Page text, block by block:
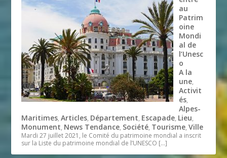
au
Patrim
oine
Mondi
al de
l’Unesc
o
A la
une,
Activit
és,
Alpes-
Maritimes,Articles, Département, Escapade, Lieu,
Monument, News Tendance, Société, Tourisme,Ville
Mardi 27 juillet 2021, le Comité du patrimoine mondial a inscrit
sur la Liste du patrimoine mondial de l’UNESCO […]